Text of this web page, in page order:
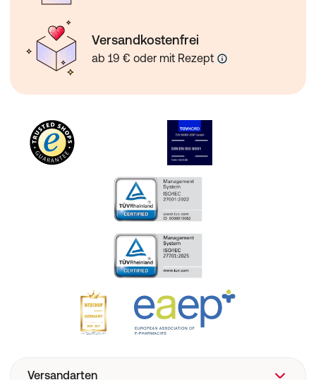
Versandkostenfrei
ab 19 € oder mit Rezept
Versandarten